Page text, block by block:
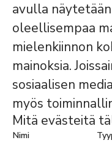
avulla
oleellisempaa
mielenkiinnon
mainoksia.
sosiaalisen
myös
Mitä evästeitä
Nimi